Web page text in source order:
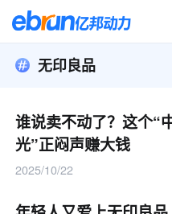
无印良品
谁说卖不动了？这个“
光”正闷声赚大钱
2025/10/22